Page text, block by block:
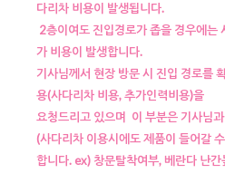
다리차 비용이 발생됩니다.
2층이여도 진입경로가 좁을 경우에는
가 비용이 발생합니다.
기사님께서 현장 방문 시 진입 경로를
용(사다리차 비용, 추가인력비용)을
요청드리고 있으며
이 부분은 기사님
(사다리차 이용시에도 제품이 들어갈
합니다. ex) 창문탈착여부, 베란다 난간